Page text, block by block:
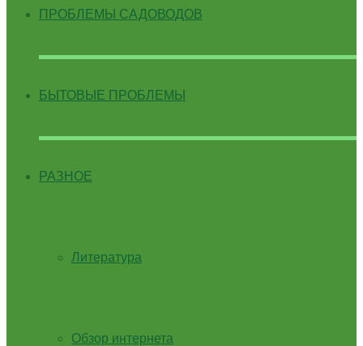
ПРОБЛЕМЫ САДОВОДОВ
БЫТОВЫЕ ПРОБЛЕМЫ
РАЗНОЕ
Литература
Обзор интернета